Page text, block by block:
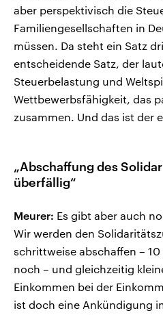
aber perspektivisch die
Familiengesellschaften in
müssen. Da steht ein Satz
entscheidende Satz, der
Steuerbelastung und
Wettbewerbsfähigkeit, das
zusammen. Und das ist der
„Abschaffung des
überfällig“
Meurer: Es gibt aber auch
Wir werden den
schrittweise abschaffen –
noch – und gleichzeitig
Einkommen bei der
ist doch eine Ankündigung